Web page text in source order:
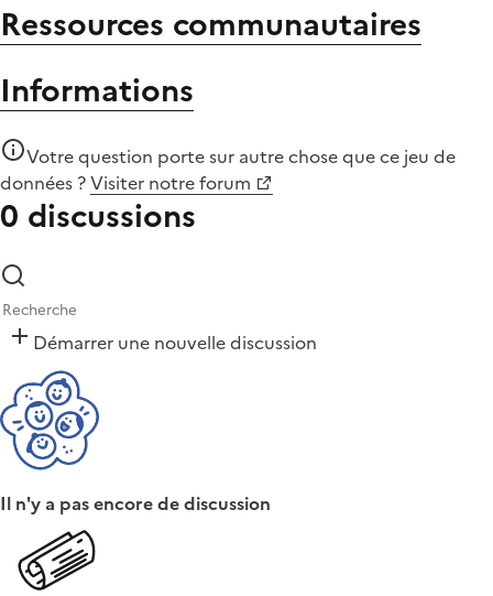
Ressources communautaires
Informations
Votre question porte sur autre chose quece jeu de
données ?Visiter notre forum
0 discussions
Démarrer une nouvelle discussion
Il n'y a pas encore de discussion